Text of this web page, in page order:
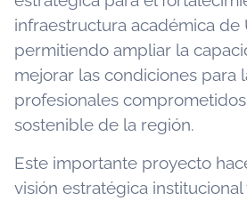
infraestructura académica de
permitiendo ampliar la
mejorar las condiciones para
profesionales
sostenible de la región.
Este importante proyecto
visión estratégica